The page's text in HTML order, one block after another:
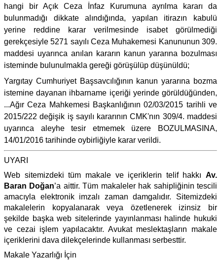
hangi bir Açık Ceza İnfaz Kurumuna ayrılma kararı da
bulunmadığı dikkate alındığında, yapılan itirazın kabulü
yerine reddine karar verilmesinde isabet görülmediği
gerekçesiyle 5271 sayılı Ceza Muhakemesi Kanununun 309.
maddesi uyarınca anılan kararın kanun yararına bozulması
isteminde bulunulmakla gereği görüşülüp düşünüldü;
Yargıtay Cumhuriyet Başsavcılığının kanun yararına bozma
istemine dayanan ihbarname içeriği yerinde görüldüğünden,
...Ağır Ceza Mahkemesi Başkanlığının 02/03/2015 tarihli ve
2015/222 değişik iş sayılı kararının CMK'nın 309/4. maddesi
uyarınca aleyhe tesir etmemek üzere BOZULMASINA,
14/01/2016 tarihinde oybirliğiyle karar verildi.
UYARI
Web sitemizdeki tüm makale ve içeriklerin telif hakkı Av.
Baran Doğan’a aittir. Tüm makaleler hak sahipliğinin tescili
amacıyla elektronik imzalı zaman damgalıdır. Sitemizdeki
makalelerin kopyalanarak veya özetlenerek izinsiz bir
şekilde başka web sitelerinde yayınlanması halinde hukuki
ve cezai işlem yapılacaktır. Avukat meslektaşların makale
içeriklerini dava dilekçelerinde kullanması serbesttir.
Makale Yazarlığı İçin